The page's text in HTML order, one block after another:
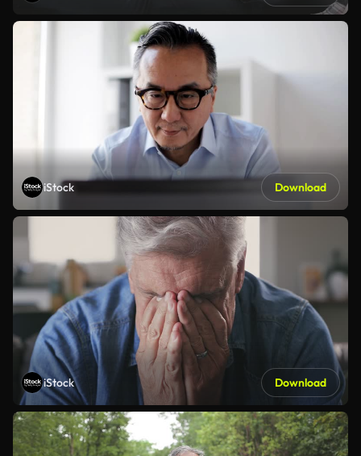
iStock Download
iStock Download